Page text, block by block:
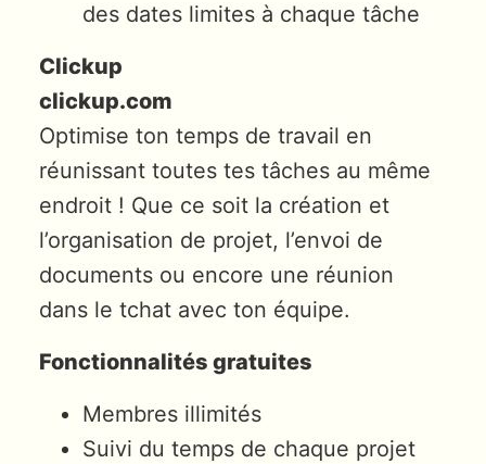
des dates limites à chaque tâche
Clickup
clickup.com
Optimise ton temps de travail en
réunissant toutes tes tâches au même
endroit ! Que ce soit la création et
l’organisation de projet, l’envoi de
documents ou encore une réunion
dans le tchat avec ton équipe.
Fonctionnalités gratuites
Membres illimités
Suivi du temps de chaque projet